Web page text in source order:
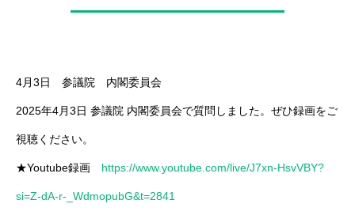
4月3日 参議院 内閣委員会
2025年4月3日 参議院 内閣委員会で質問しました。ぜひ録画をご
視聴ください。
★Youtube録画 https://www.youtube.com/live/J7xn-HsvVBY?
si=Z-dA-r-_WdmopubG&t=2841